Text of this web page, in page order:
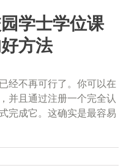
学士学位课
方法
经不再可行了。你可以在
并且通过注册一个完全认
完成它。这确实是最容易